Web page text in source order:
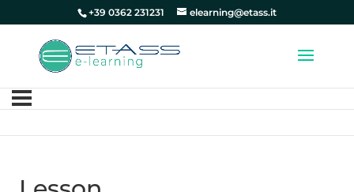
+39 0362 231231 elearning@etass.it